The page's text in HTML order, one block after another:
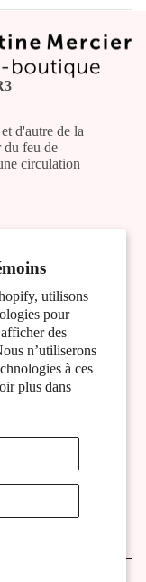
utilisons
pour
des
n’utiliserons
à ces
plus dans
d'autre de la
du feu de
circulation